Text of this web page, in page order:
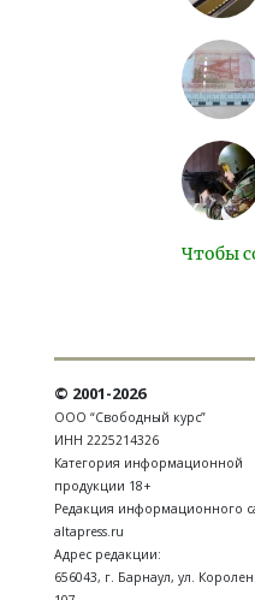
Чтобы
© 2001-2026
ООО “Свободный курс”
ИНН 2225214326
Категория информационной
продукции 18+
Редакция информационного
altapress.ru
Адрес редакции:
656043, г. Барнаул, ул.